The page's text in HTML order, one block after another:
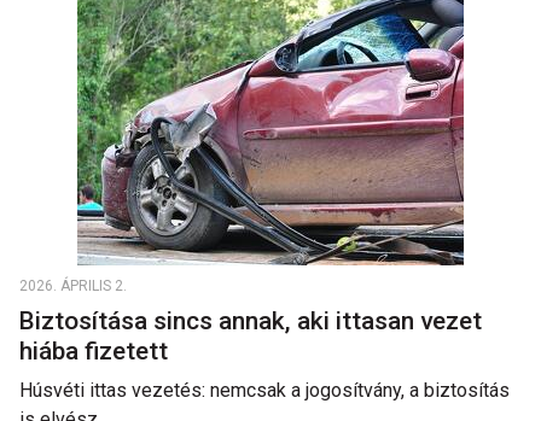
2026. ÁPRILIS 2.
Biztosítása sincs annak, aki ittasan vezet
hiába fizetett
Húsvéti ittas vezetés: nemcsak a jogosítvány, a biztosítás